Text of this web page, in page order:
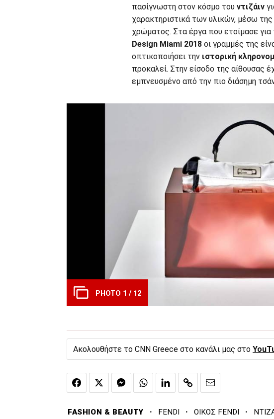
πασίγνωστη στον κόσμο του ντιζάιν
χαρακτηριστικά των υλικών, μέσω της
χρώματος. Στα έργα που ετοίμασε για
Design Miami 2018οι γραμμές της
οπτικοποιήσει την ιστορική
προκαλεί. Στην είσοδο της αίθουσας
εμπνευσμένο από την πιο διάσημη
PHOTO 1 / 12
Ακολουθήστε το CNN Greece στο κανάλι μας στο
FASHION & BEAUTY · FENDI · ΟΙΚΟΣ FENDI ·